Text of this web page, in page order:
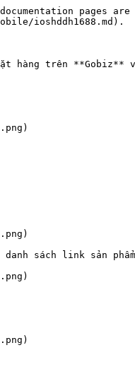
pages
ioshddh1688.md).
hàng trên **Gobiz**
sách link sản phẩm